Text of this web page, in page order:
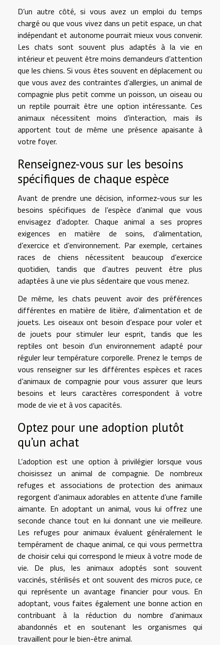
D’un autre côté, si vous avez un emploi du temps
chargé ou que vous vivez dans un petit espace, un chat
indépendant et autonome pourrait mieux vous convenir.
Les chats sont souvent plus adaptés à la vie en
intérieur et peuvent être moins demandeurs d’attention
que les chiens. Si vous êtes souvent en déplacement ou
que vous avez des contraintes d’allergies, un animal de
compagnie plus petit comme un poisson, un oiseau ou
un reptile pourrait être une option intéressante. Ces
animaux nécessitent moins d’interaction, mais ils
apportent tout de même une présence apaisante à
votre foyer.
Renseignez-vous sur les besoins
spécifiques de chaque espèce
Avant de prendre une décision, informez-vous sur les
besoins spécifiques de l’espèce d’animal que vous
envisagez d’adopter. Chaque animal a ses propres
exigences en matière de soins, d’alimentation,
d’exercice et d’environnement. Par exemple, certaines
races de chiens nécessitent beaucoup d’exercice
quotidien, tandis que d’autres peuvent être plus
adaptées à une vie plus sédentaire que vous menez.
De même, les chats peuvent avoir des préférences
différentes en matière de litière, d’alimentation et de
jouets. Les oiseaux ont besoin d’espace pour voler et
de jouets pour stimuler leur esprit, tandis que les
reptiles ont besoin d’un environnement adapté pour
réguler leur température corporelle. Prenez le temps de
vous renseigner sur les différentes espèces et races
d’animaux de compagnie pour vous assurer que leurs
besoins et leurs caractères correspondent à votre
mode de vie et à vos capacités.
Optez pour une adoption plutôt
qu’un achat
L’adoption est une option à privilégier lorsque vous
choisissez un animal de compagnie. De nombreux
refuges et associations de protection des animaux
regorgent d’animaux adorables en attente d’une famille
aimante. En adoptant un animal, vous lui offrez une
seconde chance tout en lui donnant une vie meilleure.
Les refuges pour animaux évaluent généralement le
tempérament de chaque animal, ce qui vous permettra
de choisir celui qui correspond le mieux à votre mode de
vie. De plus, les animaux adoptés sont souvent
vaccinés, stérilisés et ont souvent des micros puce, ce
qui représente un avantage financier pour vous. En
adoptant, vous faites également une bonne action en
contribuant à la réduction du nombre d’animaux
abandonnés et en soutenant les organismes qui
travaillent pour le bien-être animal.